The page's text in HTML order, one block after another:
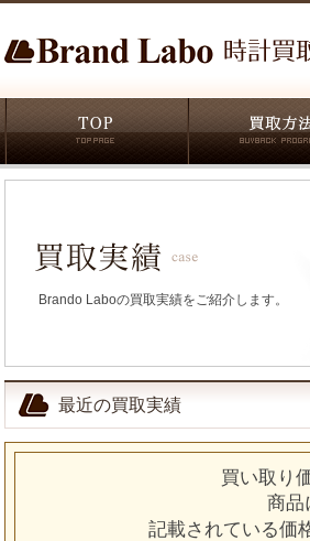
Brando Laboの買取実績をご紹介します。
最近の買取実績
買い取り
商品
記載されている価